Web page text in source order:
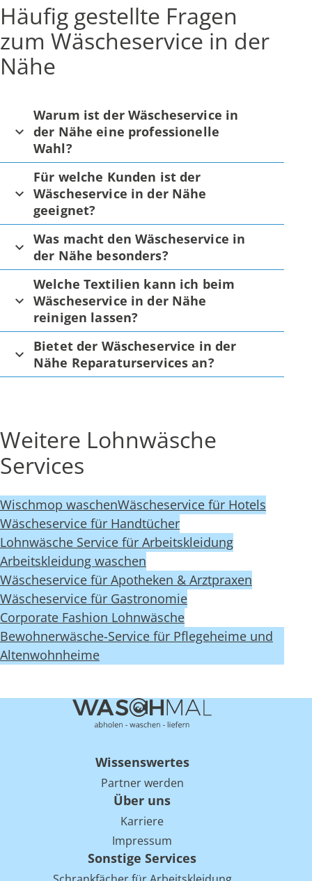
Häufig gestellte Fragen
zum Wäscheservice in der
Nähe
Warum ist der Wäscheservice in
der Nähe eine professionelle
Wahl?
Für welche Kunden ist der
Wäscheservice in der Nähe
geeignet?
Was macht den Wäscheservice in
der Nähe besonders?
Welche Textilien kann ich beim
Wäscheservice in der Nähe
reinigen lassen?
Bietet der Wäscheservice in der
Nähe Reparaturservices an?
Weitere Lohnwäsche
Services
Wischmop waschenWäscheservice für Hotels
Wäscheservice für Handtücher
Lohnwäsche Service für Arbeitskleidung
Arbeitskleidung waschen
Wäscheservice für Apotheken & Arztpraxen
Wäscheservice für Gastronomie
Corporate Fashion Lohnwäsche
Bewohnerwäsche-Service für Pflegeheime und
Altenwohnheime
Wissenswertes
Partner werden
Über uns
Karriere
Impressum
Sonstige Services